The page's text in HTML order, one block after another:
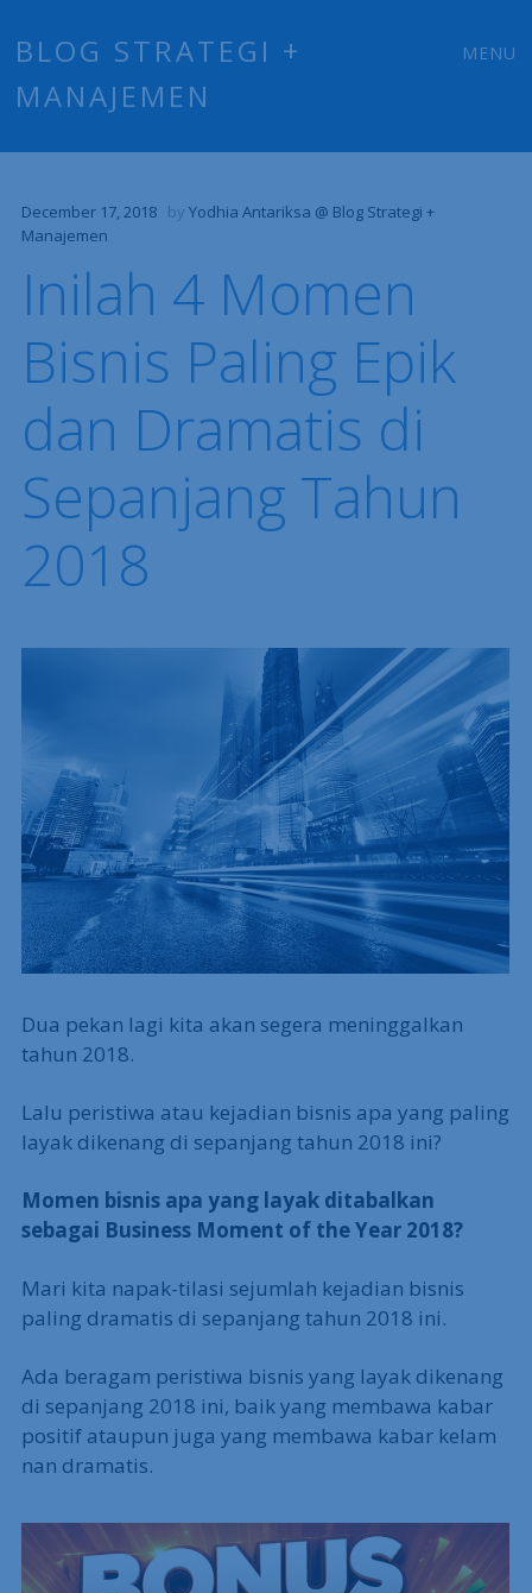
BLOG STRATEGI +
MANAJEMEN
MENU
December 17, 2018 by Yodhia Antariksa @ Blog Strategi +
Manajemen
Inilah 4 Momen
Bisnis Paling Epik
dan Dramatis di
Sepanjang Tahun
2018
Dua pekan lagi kita akan segera meninggalkan
tahun 2018.
Lalu peristiwa atau kejadian bisnis apa yang paling
layak dikenang di sepanjang tahun 2018 ini?
Momen bisnis apa yang layak ditabalkan
sebagai Business Moment of the Year 2018?
Mari kita napak-tilasi sejumlah kejadian bisnis
paling dramatis di sepanjang tahun 2018 ini.
Ada beragam peristiwa bisnis yang layak dikenang
di sepanjang 2018 ini, baik yang membawa kabar
positif ataupun juga yang membawa kabar kelam
nan dramatis.